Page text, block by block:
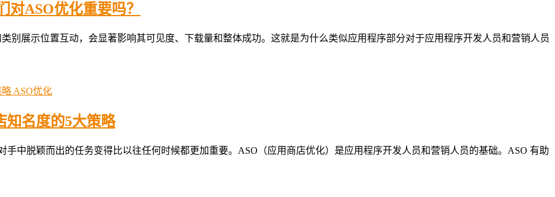
对ASO优化重要吗？
别展示位置互动，会显著影响其可见度、下载量和整体成功。这就是为什么类似应用程序部分对于应用程序开发人员和营销人员
ASO优化
知名度的5大策略
中脱颖而出的任务变得比以往任何时候都更加重要。ASO（应用商店优化）是应用程序开发人员和营销人员的基础。ASO 有助